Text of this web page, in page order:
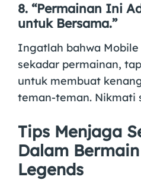
8. “Permainan Ini
untuk Bersama.”
Ingatlah bahwa
sekadar permainan,
untuk membuat
teman-teman. Nikmati
Tips Menjaga
Dalam
Legends